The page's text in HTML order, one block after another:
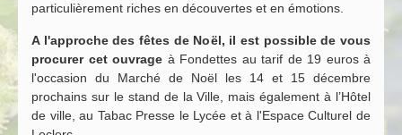
particulièrement riches en découvertes et en émotions.
A l'approche des fêtes de Noël, il est possible de vous
procurer cet ouvrage à Fondettes au tarif de 19 euros à
l'occasion du Marché de Noël les 14 et 15 décembre
prochains sur le stand de la Ville, mais également à l’Hôtel
de ville, au Tabac Presse le Lycée et à l'Espace Culturel de